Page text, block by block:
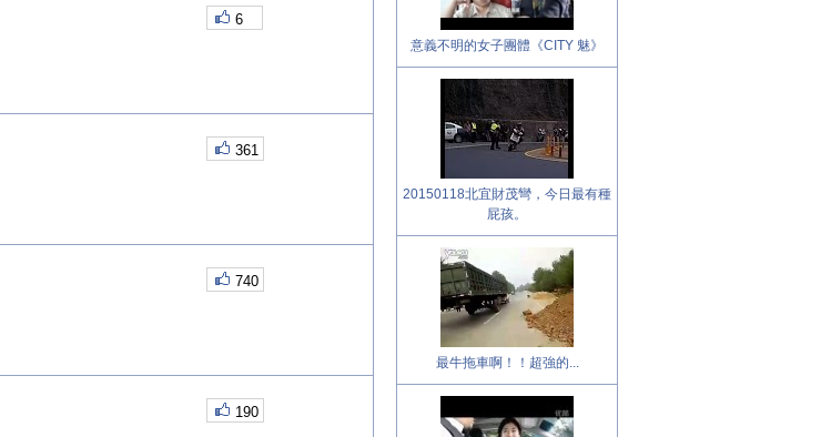
6
361
740
190
意義不明的女子團體《CITY 魅》
20150118北宜財茂彎，今日最有種
屁孩。
最牛拖車啊！！超強的...